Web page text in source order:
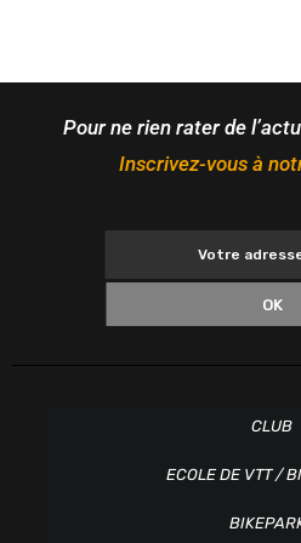
Pour ne rien rater de
Inscrivez-vous à
OK
CLUB
ECOLE DE VTT /